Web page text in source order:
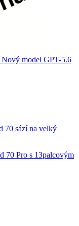
model GPT-5.6
70 sází na velký
70 Pro s 13palcovým